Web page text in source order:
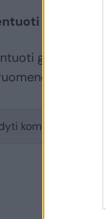
po šiuo
gali tik
ir
komentarus